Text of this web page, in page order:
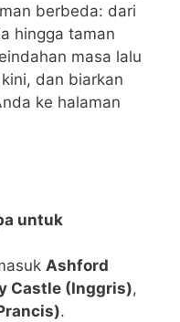
berbeda: dari
hingga taman
masa lalu
dan biarkan
ke halaman
untuk
Ashford
Castle (Inggris),
.